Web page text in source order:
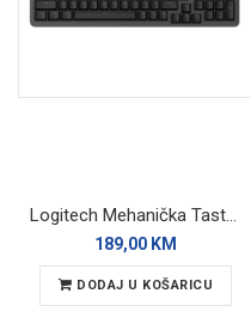
Logitech Mehanička Tastatura K868 Wireless
189,00 KM
DODAJ U KOŠARICU